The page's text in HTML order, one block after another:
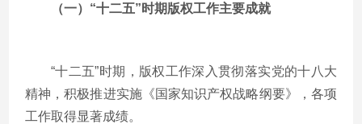
（一）“十二五”时期版权工作主要成就
“十二五”时期，版权工作深入贯彻落实党的十八大
精神，积极推进实施《国家知识产权战略纲要》，各项
工作取得显著成绩。